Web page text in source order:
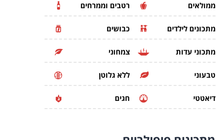
ממולאים רטבים וממרחים
מתכונים לילדים כבושים
מתכוני עדות צמחוני
טבעוני ללא גלוטן
דיאטטי חגים